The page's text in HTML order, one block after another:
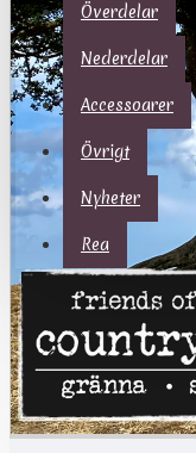
Överdelar
Nederdelar
Accessoarer
Övrigt
Nyheter
Rea